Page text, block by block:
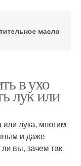
масло
в ухо
лук или
или лука, многим
и даже
вы, зачем так